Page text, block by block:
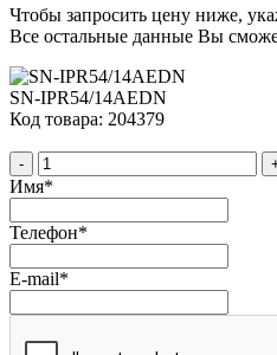
Чтобы запросить цену ниже,
Все остальные данные Вы
SN-IPR54/14AEDN
Код товара: 204379
-
Имя*
Телефон*
E-mail*